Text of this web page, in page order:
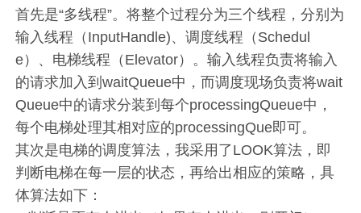
首先是“多线程”。将整个过程分为三个线程，分别为
输入线程（InputHandle)、调度线程（Schedul
e）、电梯线程（Elevator）。输入线程负责将输入
的请求加入到waitQueue中，而调度现场负责将wait
Queue中的请求分装到每个processingQueue中，
每个电梯处理其相对应的processingQue即可。
其次是电梯的调度算法，我采用了LOOK算法，即
判断电梯在每一层的状态，再给出相应的策略，具
体算法如下：